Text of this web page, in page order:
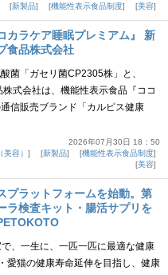
新製品 機能性表示食品制度 美容
カラケア睡眠プレミアム』 新
食品株式会社
菌「ガセリ菌CP2305株」と、
式会社は、機能性表示食品『ココ
信販売ブランド「カルピス健康
2026年07月30日 18：50
容） 新製品
機能性表示食品制度
美容
プラットフォームを始動。第
ラ検査キット・腸活サプリを
、一生に、一匹一匹に最適な健康
愛猫の健康寿命延伸を目指し、健康